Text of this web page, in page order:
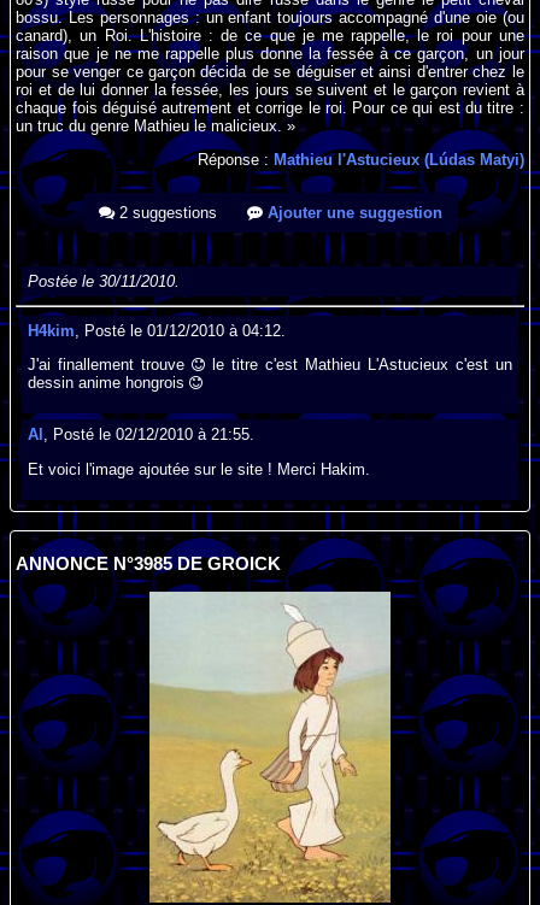
bossu. Les personnages : un enfant toujours accompagné d'une oie (ou
canard), un Roi. L'histoire : de ce que je me rappelle, le roi pour une
raison que je ne me rappelle plus donne la fessée à ce garçon, un jour
pour se venger ce garçon décida de se déguiser et ainsi d'entrer chez le
roi et de lui donner la fessée, les jours se suivent et le garçon revient à
chaque fois déguisé autrement et corrige le roi. Pour ce qui est du titre :
un truc du genre Mathieu le malicieux. »
Réponse : Mathieu l'Astucieux (Lúdas Matyi)
2 suggestions Ajouter une suggestion
Postée le 30/11/2010.
H4kim , Posté le 01/12/2010 à 04:12.
J'ai finallement trouve
le titre c'est Mathieu L'Astucieux c'est un
dessin anime hongrois
Al , Posté le 02/12/2010 à 21:55.
Et voici l'image ajoutée sur le site ! Merci Hakim.
ANNONCE N°3985 DE GROICK